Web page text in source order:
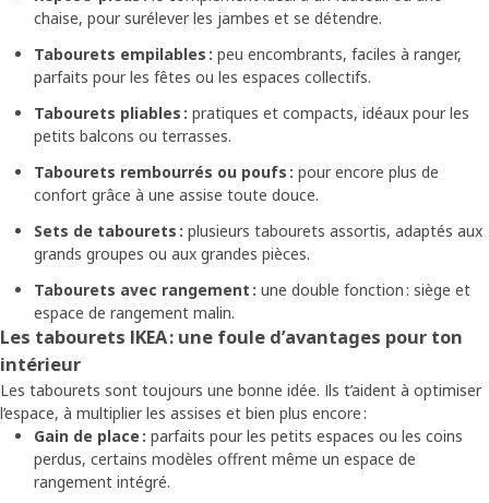
chaise, pour surélever les jambes et se détendre.
Tabourets empilables : peu encombrants, faciles à ranger,
parfaits pour les fêtes ou les espaces collectifs.
Tabourets pliables : pratiques et compacts, idéaux pour les
petits balcons ou terrasses.
Tabourets rembourrés ou poufs : pour encore plus de
confort grâce à une assise toute douce.
Sets de tabourets : plusieurs tabourets assortis, adaptés aux
grands groupes ou aux grandes pièces.
Tabourets avec rangement : une double fonction : siège et
espace de rangement malin.
Les tabourets IKEA : une foule d’avantages pour ton
intérieur
Les tabourets sont toujours une bonne idée. Ils t’aident à optimiser
l’espace, à multiplier les assises et bien plus encore :
Gain de place : parfaits pour les petits espaces ou les coins
perdus, certains modèles offrent même un espace de
rangement intégré.